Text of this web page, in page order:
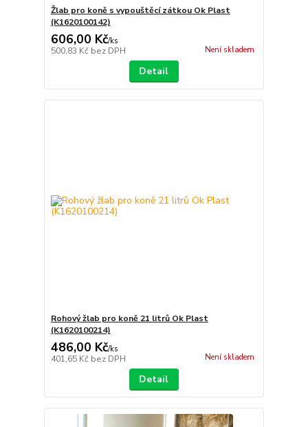
Žlab pro koně s vypouštěcí zátkou Ok Plast
(K1620100142)
606,00 Kč/ks
500,83 Kč bez DPH Není skladem
Detail
Rohový žlab pro koně 21 litrů Ok Plast
(K1620100214)
486,00 Kč/ks
401,65 Kč bez DPH Není skladem
Detail